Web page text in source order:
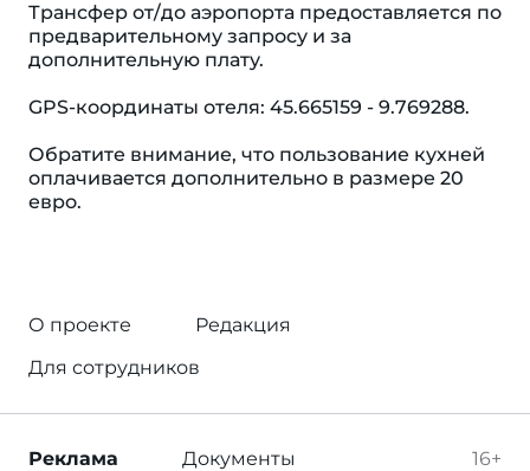
Трансфер от/до аэропорта предоставляется по
предварительному запросу и за
дополнительную плату.
GPS-координаты отеля: 45.665159 - 9.769288.
Обратите внимание, что пользование кухней
оплачивается дополнительно в размере 20
евро.
О проекте
Редакция
Для сотрудников
16+
Реклама Документы